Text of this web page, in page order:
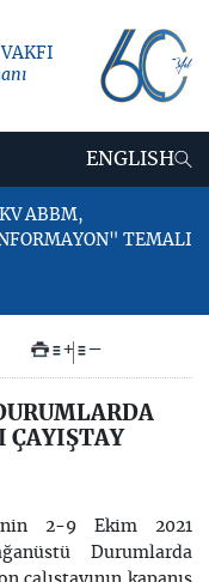
ENGLISH
ABBM,
TEMALI
+ –
ÇAYIŞTAY
2-9 Ekim 2021
Durumlarda